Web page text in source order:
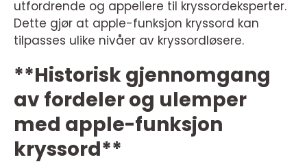
utfordrende og appellere til kryssordeksperter.
Dette gjør at apple-funksjon kryssord kan
tilpasses ulike nivåer av kryssordløsere.
**Historisk gjennomgang
av fordeler og ulemper
med apple-funksjon
kryssord**